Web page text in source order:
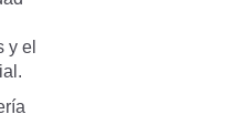
y el